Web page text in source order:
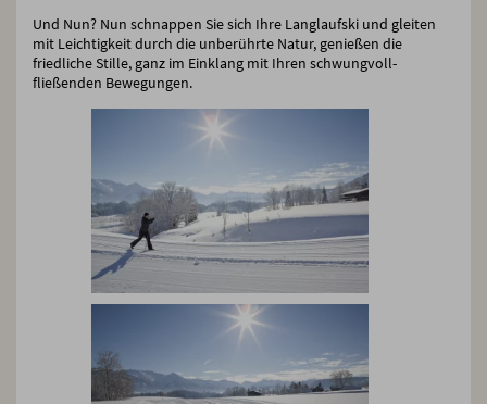
Und Nun? Nun schnappen Sie sich Ihre Langlaufski und gleiten
mit Leichtigkeit durch die unberührte Natur, genießen die
friedliche Stille, ganz im Einklang mit Ihren schwungvoll-
fließenden Bewegungen.